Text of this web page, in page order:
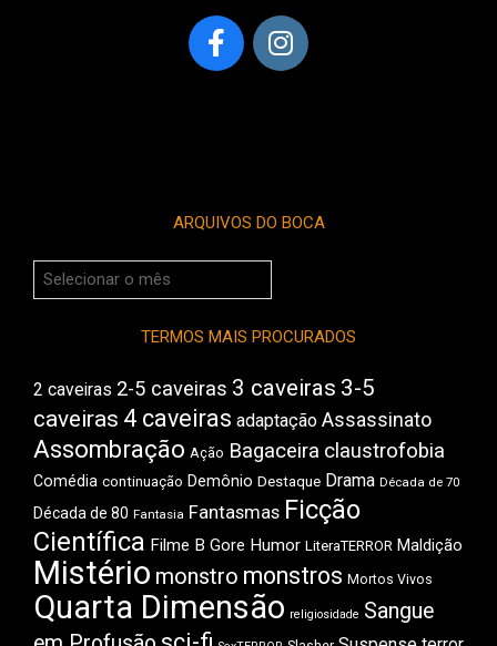
ARQUIVOS DO BOCA
Arquivos
do
TERMOS MAIS PROCURADOS
2 caveiras 2-5 caveiras 3 caveiras 3-5
caveiras 4 caveiras adaptação Assassinato
Assombração Ação Bagaceira claustrofobia
Comédia continuação Demônio Destaque Drama Década de 70
Década de 80 Fantasia Fantasmas Ficção
Científica Filme B Gore Humor LiteraTERROR Maldição
Mistério monstro monstros Mortos Vivos
Quarta Dimensão religiosidade Sangue